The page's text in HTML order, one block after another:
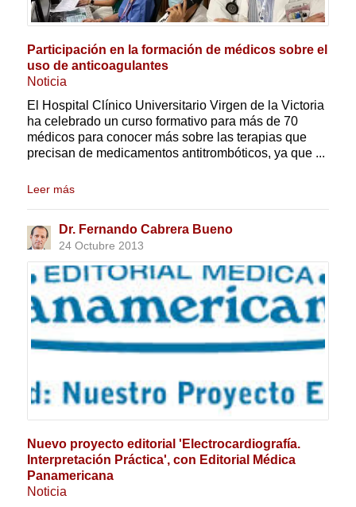
Participación en la formación de médicos sobre el
uso de anticoagulantes
Noticia
El Hospital Clínico Universitario Virgen de la Victoria
ha celebrado un curso formativo para más de 70
médicos para conocer más sobre las terapias que
precisan de medicamentos antitrombóticos, ya que ...
Leer más
Dr. Fernando Cabrera Bueno
24 Octubre 2013
Nuevo proyecto editorial 'Electrocardiografía.
Interpretación Práctica', con Editorial Médica
Panamericana
Noticia